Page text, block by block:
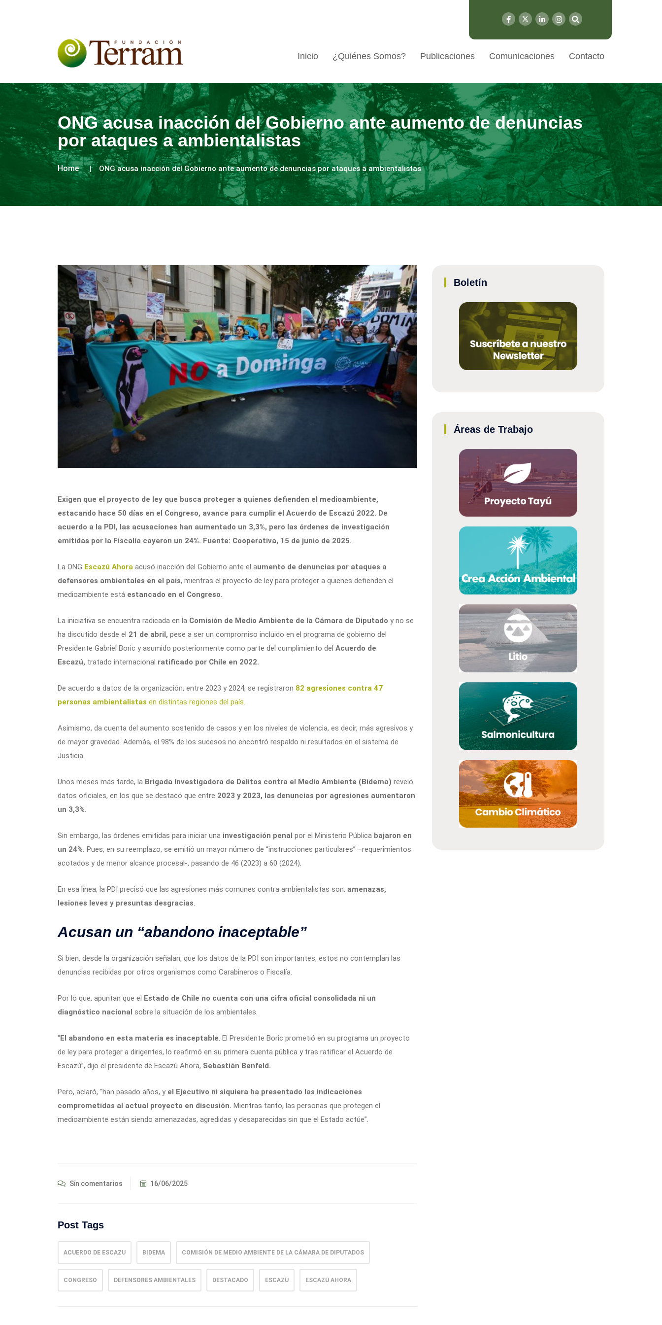
Inicio ¿Quiénes Somos? Publicaciones Comunicaciones Contacto
ONG acusa inacción del Gobierno ante aumento de denuncias
por ataques a ambientalistas
Home ONG acusa inacción del Gobierno ante aumento de denuncias por ataques a ambientalistas
Exigen que el proyecto de ley que busca proteger a quienes defienden el medioambiente,
estacando hace 50 días en el Congreso, avance para cumplir el Acuerdo de Escazú 2022. De
acuerdo a la PDI, las acusaciones han aumentado un 3,3%, pero las órdenes de investigación
emitidas por la Fiscalía cayeron un 24%. Fuente: Cooperativa, 15 de junio de 2025.
La ONG Escazú Ahora acusó inacción del Gobierno ante el aumento de denuncias por ataques a
defensores ambientales en el país, mientras el proyecto de ley para proteger a quienes defienden el
medioambiente está estancado en el Congreso
La iniciativa se encuentra radicada en la Comisión de Medio Ambiente de la Cámara de Diputado y no se
ha discutido desde el 21 de abril, pese a ser un compromiso incluido en el programa de gobierno del
Presidente Gabriel Boric y asumido posteriormente como parte del cumplimiento del Acuerdo de
Escazú, tratado internacional ratificado por Chile en 2022.
De acuerdo a datos de la organización, entre 2023 y 2024, se registraron 82 agresiones contra 47
personas ambientalistas en distintas regiones del país.
Asimismo, da cuenta del aumento sostenido de casos y en los niveles de violencia, es decir, más agresivos y
de mayor gravedad. Además, el 98% de los sucesos no encontró respaldo ni resultados en el sistema de
Justicia.
Unos meses más tarde, la Brigada Investigadora de Delitos contra el Medio Ambiente (Bidema) reveló
datos oficiales, en los que se destacó que entre 2023 y 2023, las denuncias por agresiones aumentaron
un 3,3%.
Sin embargo, las órdenes emitidas para iniciar una investigación penal por el Ministerio Pública bajaron en
un 24%. Pues, en su reemplazo, se emitió un mayor número de “instrucciones particulares” –requerimientos
acotados y de menor alcance procesal-, pasando de 46 (2023) a 60 (2024).
En esa línea, la PDI precisó que las agresiones más comunes contra ambientalistas son: amenazas,
lesiones leves y presuntas desgracias
Acusan un “abandono inaceptable”
Si bien, desde la organización señalan, que los datos de la PDI son importantes, estos no contemplan las
denuncias recibidas por otros organismos como Carabineros o Fiscalía.
Por lo que, apuntan que el Estado de Chile no cuenta con una cifra oficial consolidada ni un
diagnóstico nacional sobre la situación de los ambientales.
“El abandono en esta materia es inaceptable . El Presidente Boric prometió en su programa un proyecto
de ley para proteger a dirigentes, lo reafirmó en su primera cuenta pública y tras ratificar el Acuerdo de
Escazú”, dijo el presidente de Escazú Ahora, Sebastián Benfeld.
Pero, aclaró, “han pasado años, y el Ejecutivo ni siquiera ha presentado las indicaciones
comprometidas al actual proyecto en discusión. Mientras tanto, las personas que protegen el
medioambiente están siendo amenazadas, agredidas y desaparecidas sin que el Estado actúe”.
Sin comentarios 16/06/2025
Post Tags
ACUERDO DE ESCAZU BIDEMA COMISIÓN DE MEDIO AMBIENTE DE LA CÁMARA DE DIPUTADOS
CONGRESO DEFENSORES AMBIENTALES DESTACADO ESCAZÚ ESCAZÚ AHORA
Boletín
Áreas de Trabajo